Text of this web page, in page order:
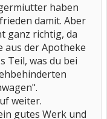
haben
damit. Aber
ganz richtig, da
aus der Apotheke
Teil, was du bei
weiter.
gutes Werk und